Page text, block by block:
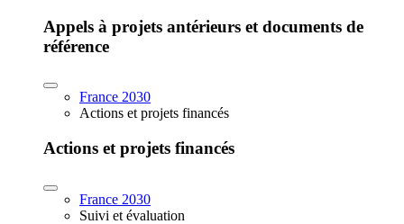
Appels à projets antérieurs et documents de
référence
France 2030
Actions et projets financés
Actions et projets financés
France 2030
Suivi et évaluation